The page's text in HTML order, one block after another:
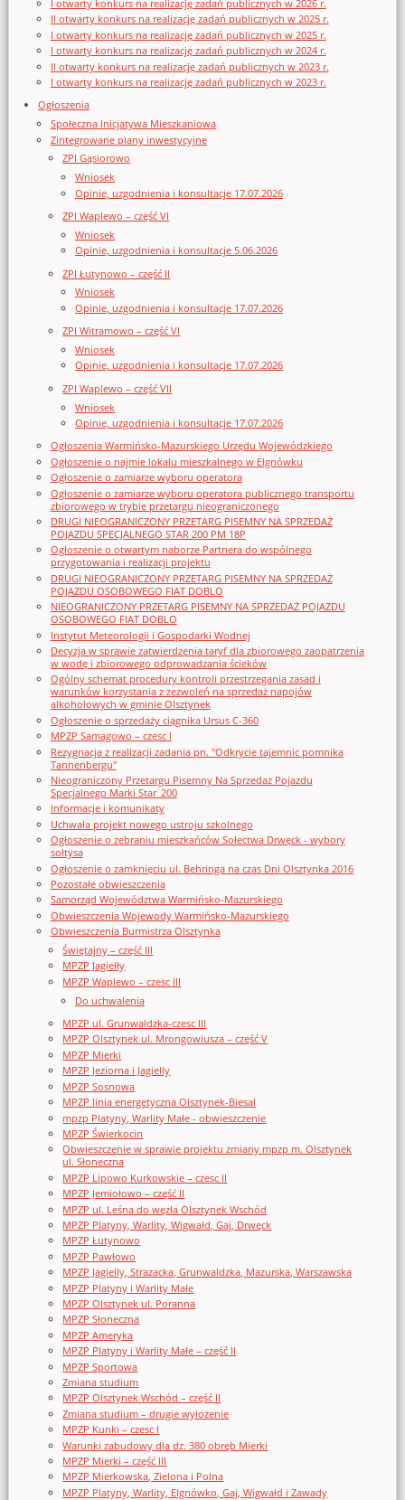
I otwarty konkurs na realizację zadań publicznych w 2026 r.
II otwarty konkurs na realizację zadań publicznych w 2025 r.
I otwarty konkurs na realizację zadań publicznych w 2025 r.
I otwarty konkurs na realizację zadań publicznych w 2024 r.
II otwarty konkurs na realizację zadań publicznych w 2023 r.
I otwarty konkurs na realizację zadań publicznych w 2023 r.
Ogłoszenia
Społeczna Inicjatywa Mieszkaniowa
Zintegrowane plany inwestycyjne
ZPI Gąsiorowo
Wniosek
Opinie, uzgodnienia i konsultacje 17.07.2026
ZPI Waplewo – część VI
Wniosek
Opinie, uzgodnienia i konsultacje 5.06.2026
ZPI Łutynowo – część II
Wniosek
Opinie, uzgodnienia i konsultacje 17.07.2026
ZPI Witramowo – część VI
Wniosek
Opinie, uzgodnienia i konsultacje 17.07.2026
ZPI Waplewo – część VII
Wniosek
Opinie, uzgodnienia i konsultacje 17.07.2026
Ogłoszenia Warmińsko-Mazurskiego Urzędu Wojewódzkiego
Ogłoszenie o najmie lokalu mieszkalnego w Elgnówku
Ogłoszenie o zamiarze wyboru operatora
Ogłoszenie o zamiarze wyboru operatora publicznego transportu
zbiorowego w trybie przetargu nieograniczonego
DRUGI NIEOGRANICZONY PRZETARG PISEMNY NA SPRZEDAŻ
POJAZDU SPECJALNEGO STAR 200 PM 18P
Ogłoszenie o otwartym naborze Partnera do wspólnego
przygotowania i realizacji projektu
DRUGI NIEOGRANICZONY PRZETARG PISEMNY NA SPRZEDAŻ
POJAZDU OSOBOWEGO FIAT DOBLO
NIEOGRANICZONY PRZETARG PISEMNY NA SPRZEDAŻ POJAZDU
OSOBOWEGO FIAT DOBLO
Instytut Meteorologii i Gospodarki Wodnej
Decyzja w sprawie zatwierdzenia taryf dla zbiorowego zaopatrzenia
w wodę i zbiorowego odprowadzania ścieków
Ogólny schemat procedury kontroli przestrzegania zasad i
warunków korzystania z zezwoleń na sprzedaż napojów
alkoholowych w gminie Olsztynek
Ogłoszenie o sprzedaży ciągnika Ursus C-360
MPZP Samagowo – czesc I
Rezygnacja z realizacji zadania pn. "Odkrycie tajemnic pomnika
Tannenbergu"
Nieograniczony Przetargu Pisemny Na Sprzedaż Pojazdu
Specjalnego Marki Star_200
Informacje i komunikaty
Uchwała projekt nowego ustroju szkolnego
Ogłoszenie o zebraniu mieszkańców Sołectwa Drwęck - wybory
sołtysa
Ogłoszenie o zamknięciu ul. Behringa na czas Dni Olsztynka 2016
Pozostałe obwieszczenia
Samorząd Województwa Warmińsko-Mazurskiego
Obwieszczenia Wojewody Warmińsko-Mazurskiego
Obwieszczenia Burmistrza Olsztynka
Świętajny – część III
MPZP Jagiełły
MPZP Waplewo – czesc III
Do uchwalenia
MPZP ul. Grunwaldzka-czesc III
MPZP Olsztynek ul. Mrongowiusza – część V
MPZP Mierki
MPZP Jeziorna i Jagielly
MPZP Sosnowa
MPZP linia energetyczna Olsztynek-Biesal
mpzp Platyny, Warlity Małe - obwieszczenie
MPZP Świerkocin
Obwieszczenie w sprawie projektu zmiany mpzp m. Olsztynek
ul. Słoneczna
MPZP Lipowo Kurkowskie – czesc II
MPZP Jemiołowo – część II
MPZP ul. Leśna do węzła Olsztynek Wschód
MPZP Platyny, Warlity, Wigwałd, Gaj, Drwęck
MPZP Łutynowo
MPZP Pawłowo
MPZP Jagielly, Strazacka, Grunwaldzka, Mazurska, Warszawska
MPZP Platyny i Warlity Małe
MPZP Olsztynek ul. Poranna
MPZP Słoneczna
MPZP Ameryka
MPZP Platyny i Warlity Małe – część II
MPZP Sportowa
Zmiana studium
MPZP Olsztynek Wschód – część II
Zmiana studium – drugie wyłożenie
MPZP Kunki – czesc I
Warunki zabudowy dla dz. 380 obręb Mierki
MPZP Mierki – część III
MPZP Mierkowska, Zielona i Polna
MPZP Platyny, Warlity, Elgnówko, Gaj, Wigwałd i Zawady